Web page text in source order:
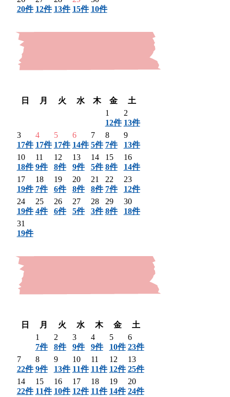
20件 12件 13件 15件 10件
日
月 火 水 木 金
土
1
12件
2
13件
3
17件
4
17件
5
17件
6
14件
7
5件
8
7件
9
13件
10
18件
11
9件
12
8件
13
9件
14
5件
15
8件
16
14件
17
19件
18
7件
19
6件
20
8件
21
8件
22
7件
23
12件
24
19件
25
4件
26
6件
27
5件
28
3件
29
8件
30
18件
31
19件
日
月 火 水 木 金
土
1
7件
2
8件
3
9件
4
9件
5
10件
6
23件
7
22件
8
9件
9
13件
10
11件
11
11件
12
12件
13
25件
14
22件
15
11件
16
10件
17
12件
18
11件
19
14件
20
24件